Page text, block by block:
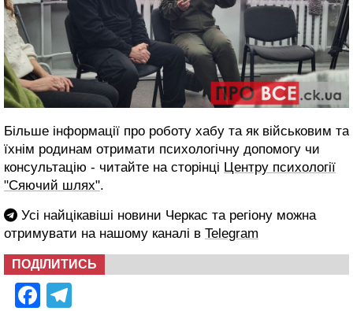
Більше інформації про роботу хабу та як військовим та
їхнім родинам отримати психологічну допомогу чи
консультацію - читайте на сторінці Центру психології
"Сяючий шлях".
Усі найцікавіші новини Черкас та регіону можна
отримувати на нашому каналі в Telegram
ПОДІЛИТИСЬ
Facebook